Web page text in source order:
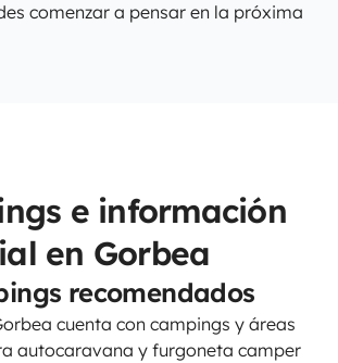
comenzar a pensar en la próxima
e información
en Gorbea
recomendados
cuenta con campings y áreas
autocaravana y furgoneta camper